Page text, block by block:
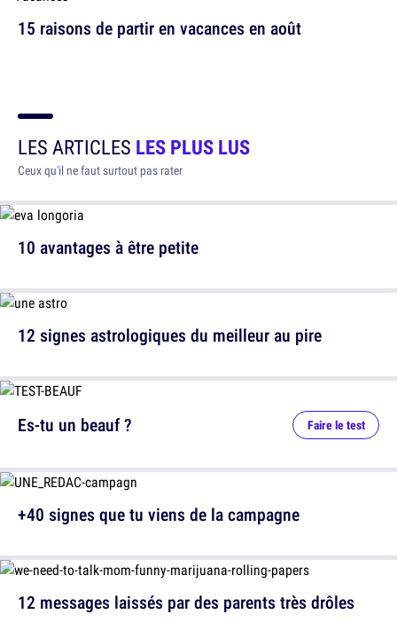
15 raisons de partir en vacances en août
LES ARTICLES LES PLUS LUS
Ceux qu'il ne faut surtout pas rater
10 avantages à être petite
12 signes astrologiques du meilleur au pire
12 messages laissés par des parents très drôles
Es-tu un beauf ? Faire le test
+40 signes que tu viens de la campagne